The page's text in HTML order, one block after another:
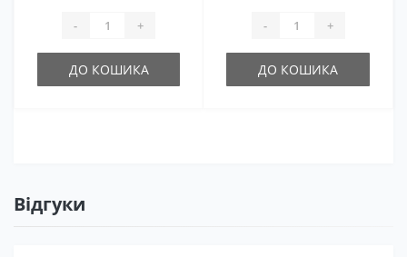
- +
ДО КОШИКА
- +
ДО КОШИКА
Відгуки